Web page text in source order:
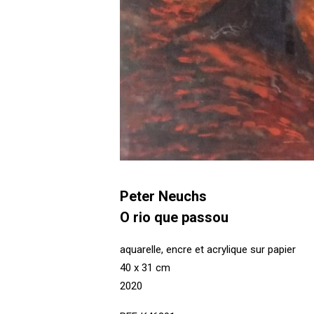
Peter Neuchs
O rio que passou
aquarelle, encre et acrylique sur papier
40 x 31 cm
2020